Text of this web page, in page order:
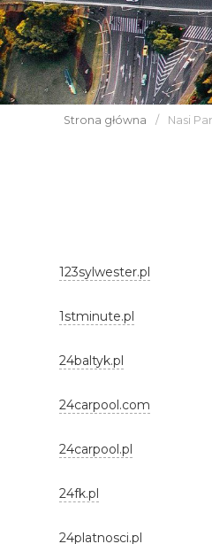
Strona główna / Nasi
123sylwester.pl
1stminute.pl
24baltyk.pl
24carpool.com
24carpool.pl
24fk.pl
24platnosci.pl